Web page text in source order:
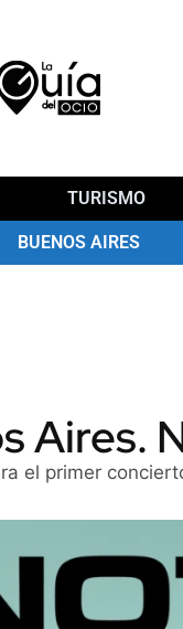
TURISMO
BUENOS AIRES
Aires.
el primer